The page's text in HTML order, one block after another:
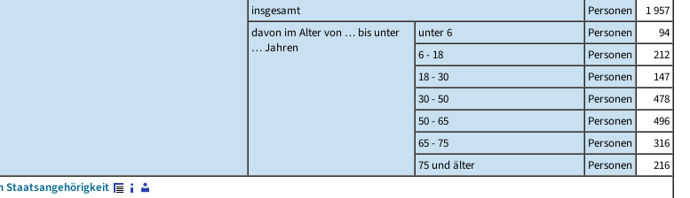
insgesamt Personen
1 957
davon im Alter von … bis unter
… Jahren
unter 6 Personen
94
6 - 18
Personen
212
18 - 30
Personen
147
30 - 50
Personen
478
50 - 65
Personen
496
65 - 75
Personen
316
75 und älter
Personen
216
Staatsangehörigkeit